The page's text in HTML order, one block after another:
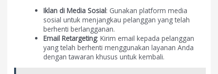
Iklan di Media Sosial: Gunakan platform media
sosial untuk menjangkau pelanggan yang telah
berhenti berlangganan.
Email Retargeting: Kirim email kepada pelanggan
yang telah berhenti menggunakan layanan Anda
dengan tawaran khusus untuk kembali.